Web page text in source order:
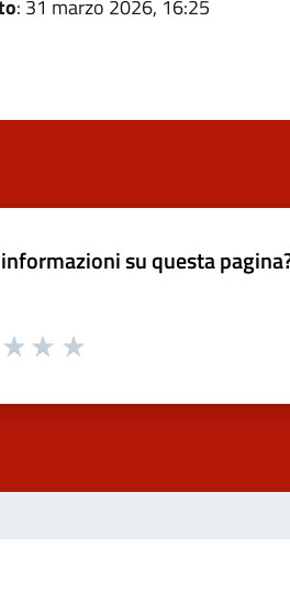
: 31 marzo 2026, 16:25
su questa